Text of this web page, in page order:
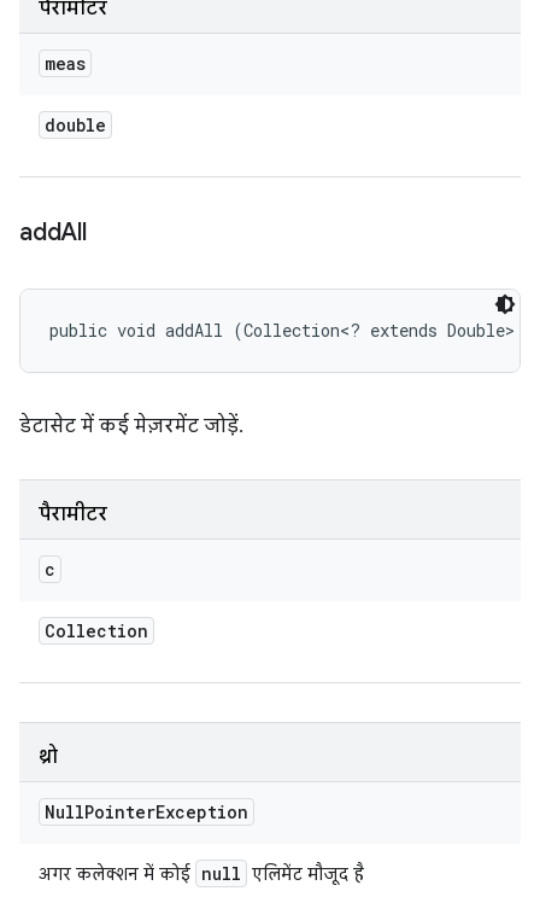
पैरामीटर
meas
double
addAll
public void addAll (Collection<? extends Double>
डेटासेट में कई मेज़रमेंट जोड़ें.
पैरामीटर
c
Collection
थ्रो
NullPointerException
अगर कलेक्शन में कोई null एलिमेंट मौजूद है